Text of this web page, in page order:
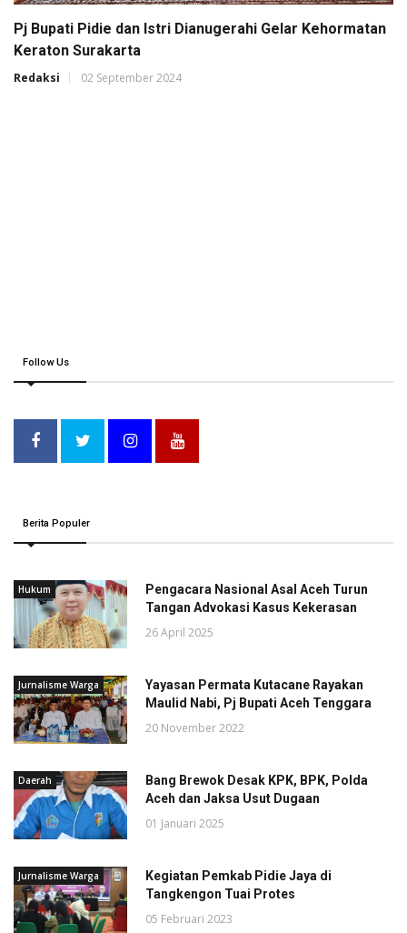
Pj Bupati Pidie dan Istri Dianugerahi Gelar Kehormatan
Keraton Surakarta
Redaksi 02 September 2024
Follow Us
Berita Populer
Hukum
Pengacara Nasional Asal Aceh Turun
Tangan Advokasi Kasus Kekerasan
26 April 2025
Jurnalisme Warga
Yayasan Permata Kutacane Rayakan
Maulid Nabi, Pj Bupati Aceh Tenggara
20 November 2022
Daerah
Bang Brewok Desak KPK, BPK, Polda
Aceh dan Jaksa Usut Dugaan
01 Januari 2025
Jurnalisme Warga
Kegiatan Pemkab Pidie Jaya di
Tangkengon Tuai Protes
05 Februari 2023